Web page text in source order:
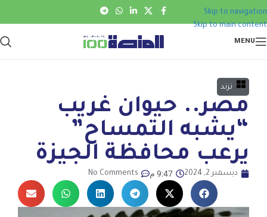
Skip to navigation
Skip to main content
MENU
ترند
مصر.. حيوان غريب
“يشبه التمساح”
يرعب محافظة الجيزة
ديسمبر 2, 2024 9:47 م No Comments